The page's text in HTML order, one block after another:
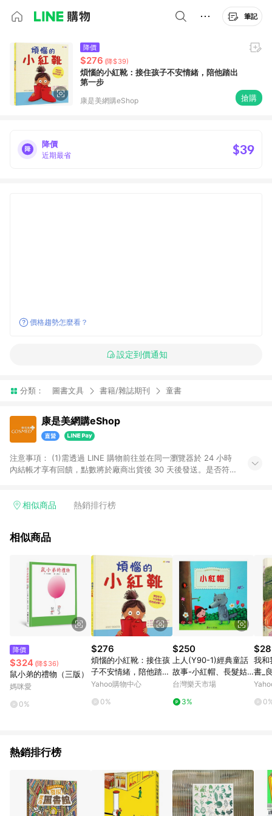
筆記
降價
$276 (降$39)
煩惱的小紅靴：接住孩子不安情緒，陪他踏出
第一步
康是美網購eShop 搶購
降價
近期最省 $39
價格趨勢怎麼看？
設定到價通知
分類： 圖書文具 書籍/雜誌期刊 童書
康是美網購eShop
注意事項：​ (1)需透過 LINE 購物前往並在同一瀏覽器於 24 小時
內結帳才享有回饋，點數將於廠商出貨後 30 天後發送。​是否符
黃金鑽飾/精品相關/3C數位(含周邊)/家電視聽/運動戶外/母嬰用
饋%」，將於訂單成立後由「LINE購物通知」之官方帳號訊息通
依LINE購物網站訂單成立通知為準。​​ (5)LINE購物設有「單一商
品最高回饋點數」機制 (部分時段開放「回饋無上限」)，以同一
訂單中同一商品不論件數計算，請依訂單成立當下LINE購物的回
饋機制為準。
相似商品 熱銷排行榜
相似商品
降價
$324 (降$36)
鼠小弟的禮物（三版）
媽咪愛
0%
$276
煩惱的小紅靴：接住孩
子不安情緒，陪他踏出
第一步
Yahoo購物中心
0%
$250
上人(Y90-1)經典童話
故事-小紅帽、長髮姑
娘
台灣樂天市場
3%
我和
書_
熱銷排行榜